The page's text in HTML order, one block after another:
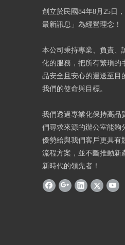
創立於民國84年8月25日
最新訊息」為經營理念！
本公司秉持專業、負責、
化的服務，把所有繁瑣的
品安全且安心的運送至目
我們的使命與目標。
我們透過專業化保持高品
們尋求來源的辦公室能夠
優勢給與我們客戶更具有
流程方案，並不斷推動新
新時代的領先者！